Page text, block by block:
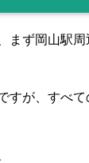
まず岡山駅
すが、すべ